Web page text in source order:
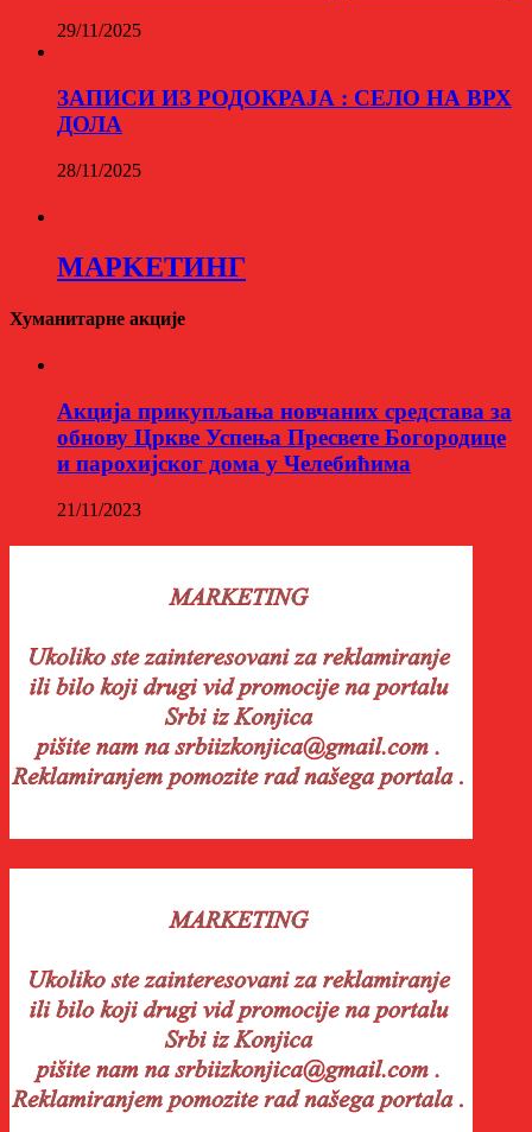
29/11/2025
ЗАПИСИ ИЗ РОДОКРАЈА : СЕЛО НА ВРХ
ДОЛА
28/11/2025
МАРKЕТИНГ
Хуманитарне акције
Aкција прикупљања новчаних средстава за
обнову Цркве Успења Пресвете Богородице
и парохијског дома у Челебићима
21/11/2023